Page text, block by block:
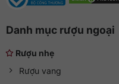
Danh mục rượu ngoại
Rượu nhẹ
Rượu vang